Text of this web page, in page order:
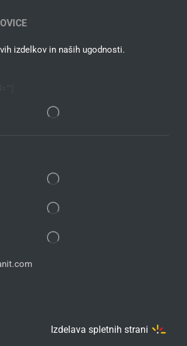
izdelkov in naših ugodnosti.
Izdelava spletnih strani